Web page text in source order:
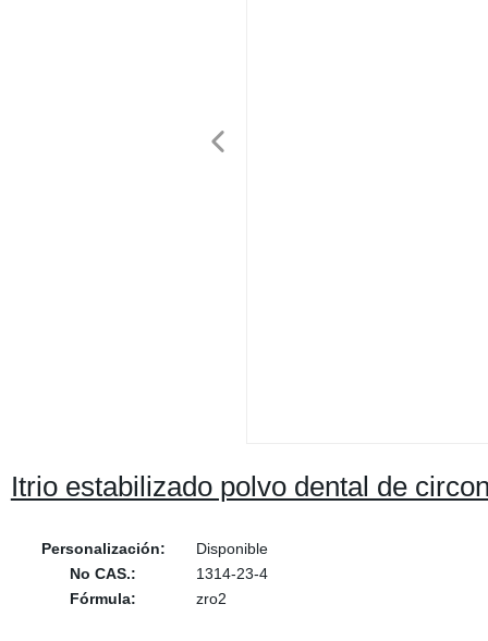
Itrio estabilizado polvo dental de
Personalización:
Disponible
No CAS.:
1314-23-4
Fórmula:
zro2